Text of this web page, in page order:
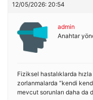
12/05/2026: 20:54
admin
Anahtar
Fiziksel hastalıklarda
zorlanmalarda “kendi
mevcut sorunları daha da